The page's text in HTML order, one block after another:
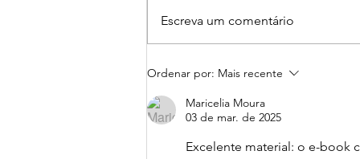
#Rebobinando para
acelerar o futuro: Tudo
que aconteceu em Julho
Escreva um comentário
Ordenar por: Mais recente
Maricelia Moura
03 de mar. de 2025
Excelente material: o e-book